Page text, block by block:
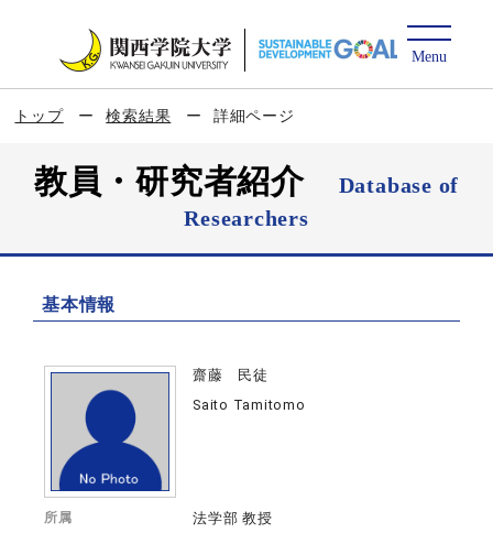
トップ 検索結果 詳細ページ
教員・研究者紹介
Database of
Researchers
基本情報
齋藤 民徒
Saito Tamitomo
所属 法学部 教授